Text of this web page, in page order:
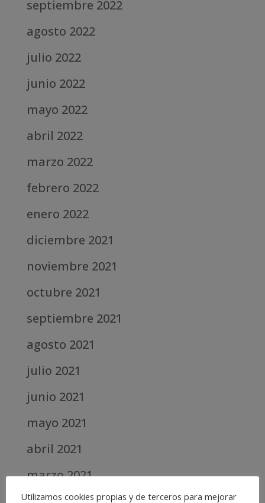
septiembre 2022
agosto 2022
julio 2022
junio 2022
mayo 2022
abril 2022
marzo 2022
febrero 2022
enero 2022
diciembre 2021
noviembre 2021
octubre 2021
septiembre 2021
agosto 2021
julio 2021
junio 2021
mayo 2021
abril 2021
marzo 2021
Utilizamos cookies propias y de terceros para mejorar